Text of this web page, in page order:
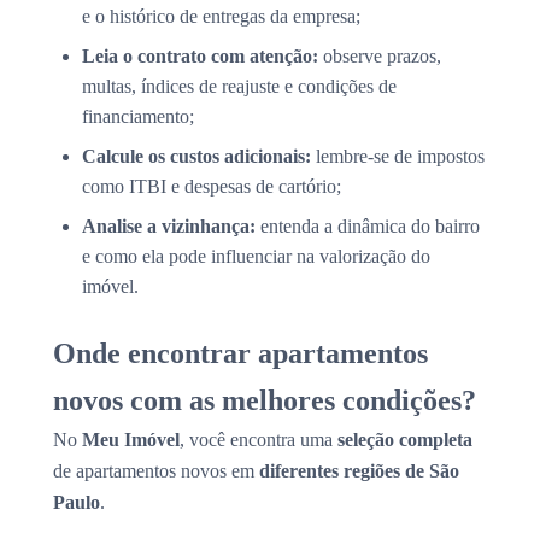
e o histórico de entregas da empresa;
Leia o contrato com atenção: observe prazos,
multas, índices de reajuste e condições de
financiamento;
Calcule os custos adicionais: lembre-se de impostos
como ITBI e despesas de cartório;
Analise a vizinhança: entenda a dinâmica do bairro
e como ela pode influenciar na valorização do
imóvel.
Onde encontrar apartamentos
novos com as melhores condições?
No Meu Imóvel, você encontra uma seleção completa
de apartamentos novos em diferentes regiões de São
Paulo.